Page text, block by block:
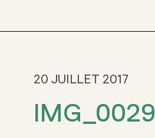
20 JUILLET 2017
IMG_0029